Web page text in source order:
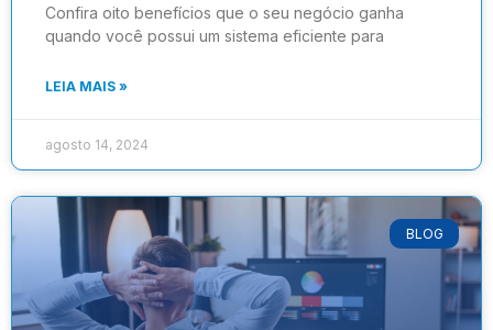
Confira oito benefícios que o seu negócio ganha
quando você possui um sistema eficiente para
LEIA MAIS »
agosto 14, 2024
BLOG